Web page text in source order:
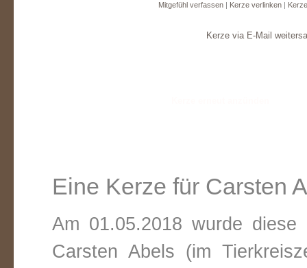
Mitgefühl verfassen | Kerze verlinken |
Kerze via E-Mail
Eine Kerze für Carsten
Am 01.05.2018 wurde
Carsten Abels (im